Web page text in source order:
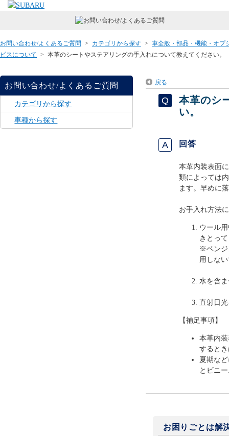
お問い合わせ/よくあるご質問 > カテゴリから探す > 車全般・部品・機能・オプ
ビスについて > 本革のシートやステアリングの手入れについて教えてください。
お問い合わせ/よくあるご質問
カテゴリから探す
車種から探す
戻る
本革のシ
い。
回答
本革内装表面
類によっては
ます。早めに
お手入れ方法
ウール
きとっ
※ベンジ
用しな
水を含
直射日
【補足事項】
本革内
すると
夏期な
とビニ
お困りごとは解